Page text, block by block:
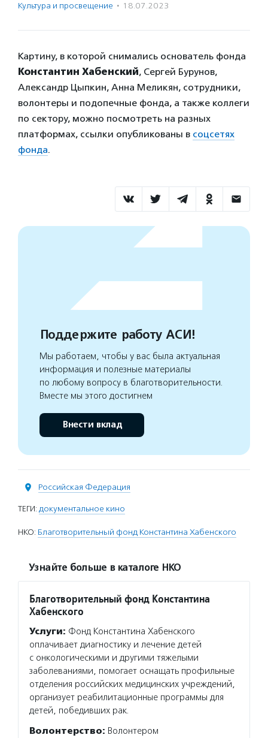
Культура и просвещение · 18.07.2023
Картину, в которой снимались основатель фонда
Константин Хабенский, Сергей Бурунов,
Александр Цыпкин, Анна Меликян, сотрудники,
волонтеры и подопечные фонда, а также коллеги
по сектору, можно посмотреть на разных
платформах, ссылки опубликованы в соцсетях
фонда.
Поддержите работу АСИ!
Мы работаем, чтобы у вас была актуальная
информация и полезные материалы
по любому вопросу в благотворительности.
Вместе мы этого достигнем
Внести вклад
Российская Федерация
ТЕГИ: документальное кино
НКО: Благотворительный фонд Константина Хабенского
Узнайте больше в каталоге НКО
Благотворительный фонд Константина
Хабенского
Услуги: Фонд Константина Хабенского
оплачивает диагностику и лечение детей
с онкологическими и другими тяжелыми
заболеваниями, помогает оснащать профильные
отделения российских медицинских учреждений,
организует реабилитационные программы для
детей, победивших рак.
Волонтерство: Волонтером